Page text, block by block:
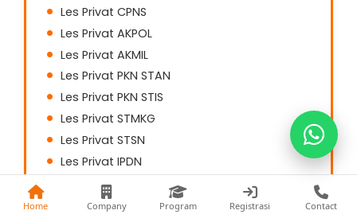
Home Company Program Registrasi Contact
Les Privat CPNS
Les Privat AKPOL
Les Privat AKMIL
Les Privat PKN STAN
Les Privat PKN STIS
Les Privat STMKG
Les Privat STSN
Les Privat IPDN
Les Privat STIN
dan Les Privat Sekolah Kedinasan Lainnya
0857-7402-3474